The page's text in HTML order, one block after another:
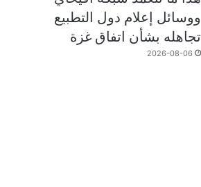
ووسائل إعلام دول التطبيع
تجاهله بشأن اتفاق غزة
2026-08-06